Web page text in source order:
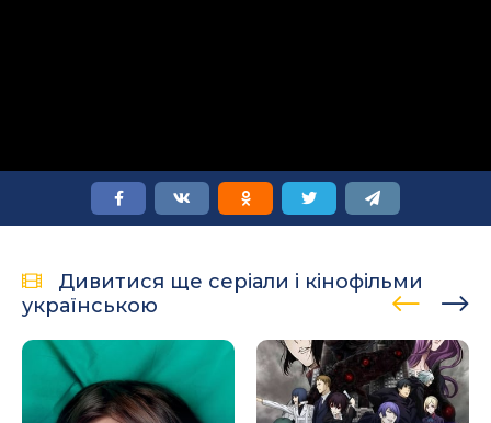
Дивитися ще серіали і кінофільми
українською